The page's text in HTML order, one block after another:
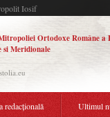
Iosif
Ortodoxe Române a
si Meridionale
redacțională Ultimul